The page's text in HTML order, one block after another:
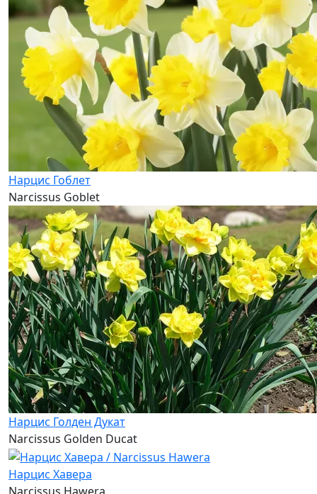
Нарцис Гоблет
Narcissus Goblet
Нарцис Голден Дукат
Narcissus Golden Ducat
Нарцис Хавера